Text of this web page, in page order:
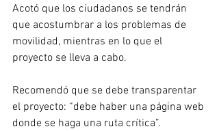
Acotó que los ciudadanos se tendrán
que acostumbrar a los problemas de
movilidad, mientras en lo que el
proyecto se lleva a cabo.
Recomendó que se debe transparentar
el proyecto: “debe haber una página web
donde se haga una ruta crítica”.